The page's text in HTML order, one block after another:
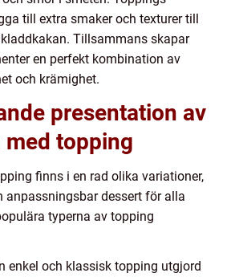
till extra smaker och texturer till
Tillsammans skapar
en perfekt kombination av
och krämighet.
presentation av
topping
finns i en rad olika variationer,
anpassningsbar dessert för alla
typerna av topping
enkel och klassisk topping utgjord